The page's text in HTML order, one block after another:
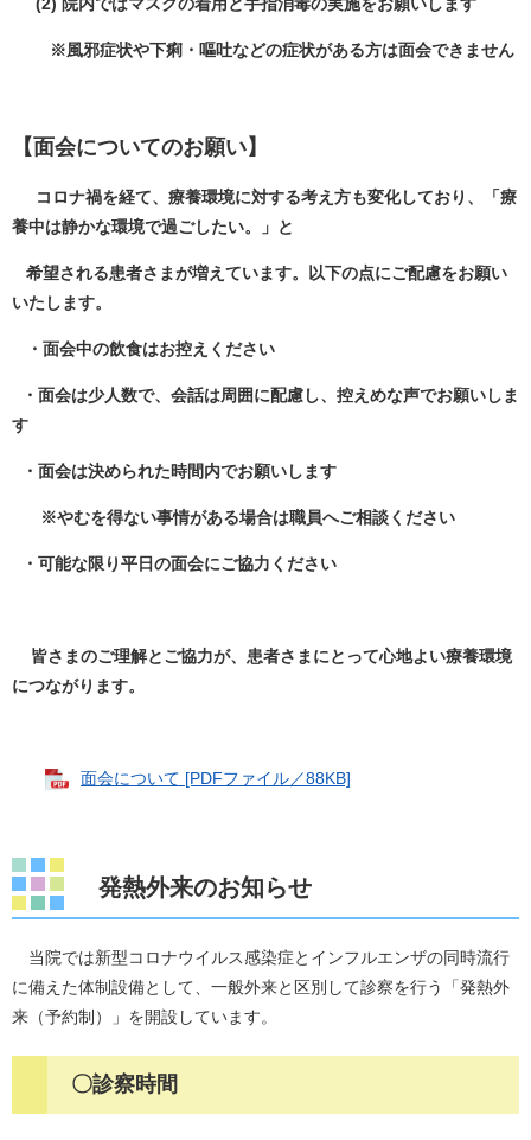
※風邪症状や下痢・嘔吐などの症状がある方は面会できません
【面会についてのお願い】
コロナ禍を経て、療養環境に対する考え方も変化しており、「療
養中は静かな環境で過ごしたい。」と
希望される患者さまが増えています。以下の点にご配慮をお願い
いたします。
・面会中の飲食はお控えください
・面会は少人数で、会話は周囲に配慮し、控えめな声でお願いしま
す
・面会は決められた時間内でお願いします
※やむを得ない事情がある場合は職員へご相談ください
・可能な限り平日の面会にご協力ください
皆さまのご理解とご協力が、患者さまにとって心地よい療養環境
につながります。
面会について [PDFファイル／88KB]
発熱外来のお知らせ
当院では新型コロナウイルス感染症とインフルエンザの同時流行
に備えた体制設備として、一般外来と区別して診察を行う「発熱外
来（予約制）」を開設しています。
〇診察時間